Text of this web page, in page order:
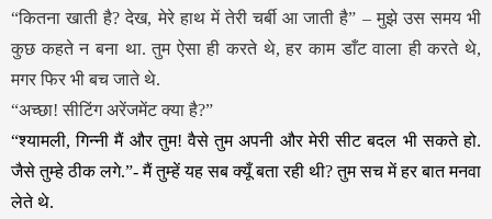
“कितना खाती है? देख, मेरे हाथ में तेरी चर्बी आ जाती है” – मुझे उस समय भी
कुछ कहते न बना था. तुम ऐसा ही करते थे, हर काम डाँट वाला ही करते थे,
मगर फिर भी बच जाते थे.
“अच्छा! सीटिंग अरेंजमेंट क्या है?”
“श्यामली, गिन्नी मैं और तुम! वैसे तुम अपनी और मेरी सीट बदल भी सकते हो.
जैसे तुम्हे ठीक लगे.”- मैं तुम्हें यह सब क्यूँ बता रही थी? तुम सच में हर बात मनवा
लेते थे.